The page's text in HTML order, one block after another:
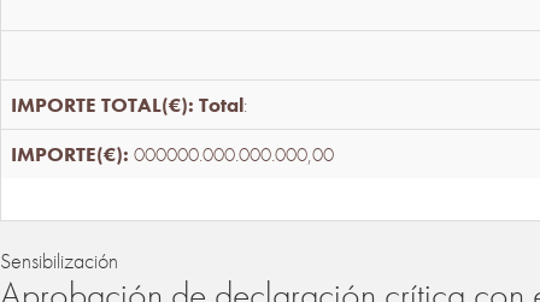
Total:
000000.000.000.000,00
Sensibilización